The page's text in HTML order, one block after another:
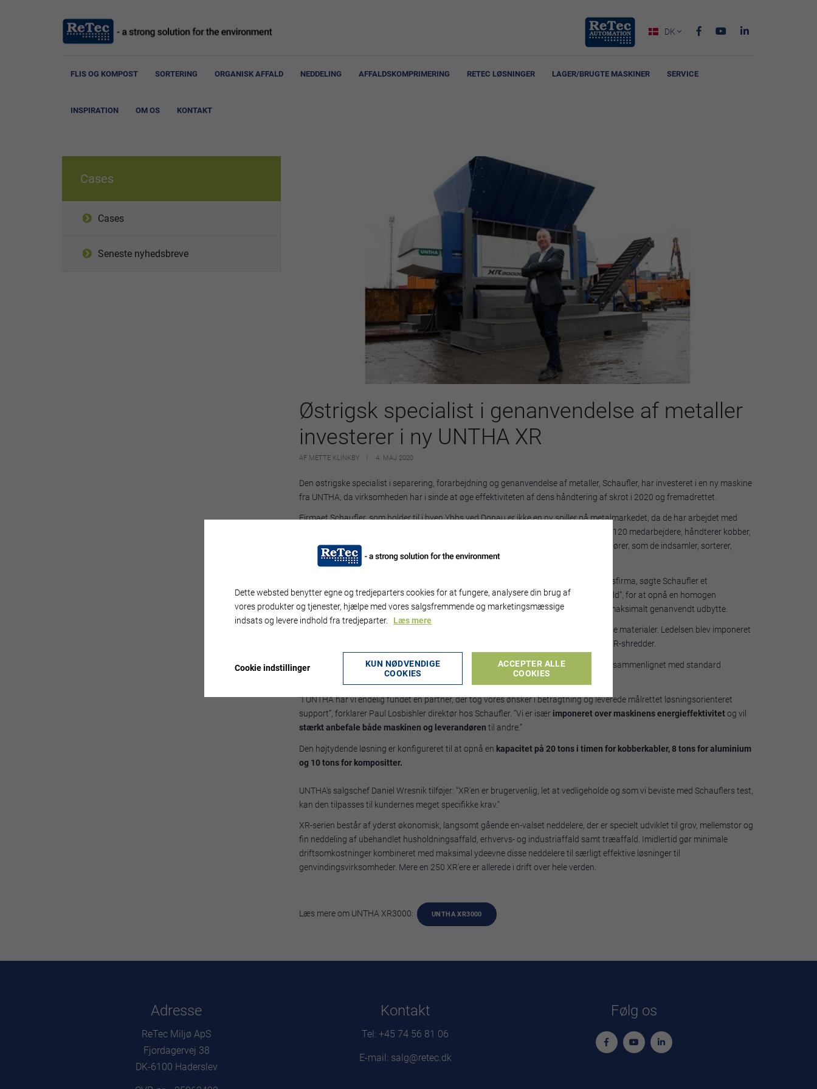
DK 
FLIS OG KOMPOST SORTERING ORGANISK AFFALD NEDDELING AFFALDSKOMPRIMERING RETEC LØSNINGER LAGER/BRUGTE MASKINER SERVICE
INSPIRATION OM OS KONTAKT
Cases
Cases
Seneste nyhedsbreve
Østrigsk specialist i genanvendelse af metaller
investerer i ny UNTHA XR
AF METTE KLINKBY 4. MAJ 2020
Den østrigske specialist i separering, forarbejdning og genanvendelse af metaller, Schaufler, har investeret i en ny maskine
fra UNTHA, da virksomheden har i sinde at øge effektiviteten af dens håndtering af skrot i 2020 og fremadrettet.
Firmaet Schaufler, som holder til i byen Ybbs ved Donau er ikke en ny spiller på metalmarkedet, da de har arbejdet med
jernholdige og ikke-jernholdige materialer siden 1948. Det stærke hold, bestående af 120 medarbejdere, håndterer kobber,
aluminium, zink og rustfrit stål fra skrothandlere, industri, kommunale og private aktører, som de indsamler, sorterer,
neddeler og sælger til smelteværker i hele Europa.
Men ivrig efter at udvikle sig fra et rent handelsselskab til et specialiseret genvindingsfirma, søgte Schaufler et
velafprøvet, kraftigt forneddelingssystem, der effektivt kunne behandle metal ”affald”, for at opnå en homogen
produktionsfraktion af høj kvalitet, hvilket tillader yderligere separation for at opnå maksimalt genanvendt udbytte.
Tilbage i marts 2019 blev den velkendte UNTHA XR3000C testet med Schauflers egne materialer. Ledelsen blev imponeret
over maskinens høje kapacitet og lave slidtage og har siden investeret i deres egen XR-shredder.
UNTHAs Eco Drive konceptinden for XR-klassen sænker energiforbruget med 75%
sammenlignet med standard
elektrisk-hydrauliske drevmuligheder.
”I UNTHA har vi endelig fundet en partner, der tog vores ønsker i betragtning og leverede målrettet løsningsorienteret
support”, forklarer Paul Losbishler direktør hos Schaufler. ”Vi er især imponeret over maskinens energieffektivitetog vil
stærkt anbefale både maskinen og leverandøren til andre.”
Den højtydende løsning er konfigureret til at opnå en kapacitet på 20 tons i timen for kobberkabler, 8 tons for aluminium
og 10 tons for kompositter.
UNTHA's salgschef Daniel Wresnik tilføjer: “XR'en er brugervenlig, let at vedligeholde og som vi beviste med Schauflers test,
kan den tilpasses til kundernes meget specifikke krav.”
XR-serien består af yderst økonomisk, langsomt gående en-valset neddelere, der er specielt udviklet til grov, mellemstor og
fin neddeling af ubehandlet husholdningsaffald, erhvervs- og industriaffald samt træaffald. Imidlertid gør minimale
driftsomkostninger kombineret med maksimal ydeevne disse neddelere til særligt effektive løsninger til
genvindingsvirksomheder. Mere en 250 XR’ere er allerede i drift over hele verden.
Læs mere om UNTHA XR3000: UNTHA XR3000
Adresse
ReTec Miljø ApS
Fjordagervej 38
DK-6100 Haderslev
Kontakt
Tel: +45 74 56 81 06
E-mail: salg@retec.dk
Følg os
Dette websted benytter egne og tredjeparters cookies for at fungere, analysere din brug af
vores produkter og tjenester, hjælpe med vores salgsfremmende og marketingsmæssige
indsats og levere indhold fra tredjeparter. Læs mere
Cookie indstillinger
KUN NØDVENDIGE
COOKIES
ACCEPTER ALLE
COOKIES